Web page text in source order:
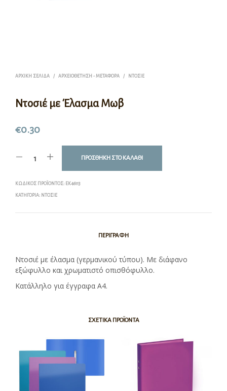
ΑΡΧΙΚΉ ΣΕΛΊΔΑ / ΑΡΧΕΙΟΘΈΤΗΣΗ - ΜΕΤΑΦΟΡΆ / ΝΤΟΣΙΈ
Ντοσιέ με Έλασμα Μωβ
€0.30
ΠΡΟΣΘΉΚΗ ΣΤΟ ΚΑΛΆΘΙ
ΚΩΔΙΚΌΣ ΠΡΟΪΌΝΤΟΣ: EK46113
ΚΑΤΗΓΟΡΊΑ: ΝΤΟΣΙΈ
ΠΕΡΙΓΡΑΦΉ
Ντοσιέ με έλασμα (γερμανικού τύπου). Με διάφανο
εξώφυλλο και χρωματιστό οπισθόφυλλο.
Κατάλληλο για έγγραφα Α4.
ΣΧΕΤΙΚΆ ΠΡΟΪΌΝΤΑ